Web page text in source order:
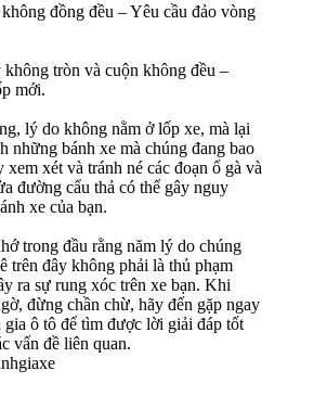
đồng đều – Yêu cầu đảo vòng
không tròn và cuộn không đều –
mới.
lý do không nằm ở lốp xe, mà lại
những bánh xe mà chúng đang bao
xem xét và tránh né các đoạn ổ gà và
đường cẩu thả có thể gây nguy
xe của bạn.
trong đầu rằng năm lý do chúng
trên đây không phải là thủ phạm
ra sự rung xóc trên xe bạn. Khi
đừng chần chừ, hãy đến gặp ngay
gia ô tô để tìm được lời giải đáp tốt
vấn đề liên quan.